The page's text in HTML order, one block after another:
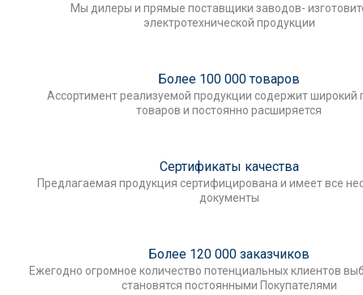
Мы дилеры и прямые поставщики заводов-
электротехнической продукции
Более 100 000 товаров
Ассортимент реализуемой продукции содержит широкий
товаров и постоянно расширяется
Сертификаты качества
Предлагаемая продукция сертифицирована и имеет все
документы
Более 120 000 заказчиков
Ежегодно огромное количество потенциальных клиентов
становятся постоянными Покупателями